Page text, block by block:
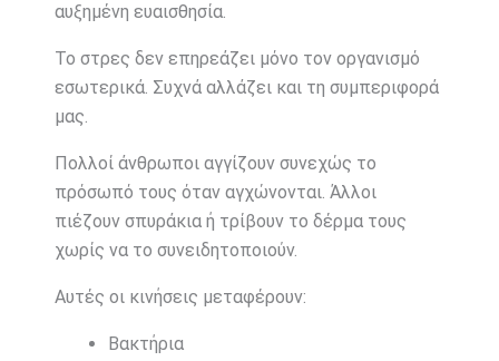
αυξημένη ευαισθησία.
Το στρες δεν επηρεάζει μόνο τον οργανισμό
εσωτερικά. Συχνά αλλάζει και τη συμπεριφορά
μας.
Πολλοί άνθρωποι αγγίζουν συνεχώς το
πρόσωπό τους όταν αγχώνονται. Άλλοι
πιέζουν σπυράκια ή τρίβουν το δέρμα τους
χωρίς να το συνειδητοποιούν.
Αυτές οι κινήσεις μεταφέρουν:
Βακτήρια